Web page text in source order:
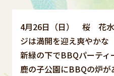
4月26日（日） 桜 花水
ジは満開を迎え爽やかな
新緑の下でBBQパーティ
鹿の子公園にBBQの炉